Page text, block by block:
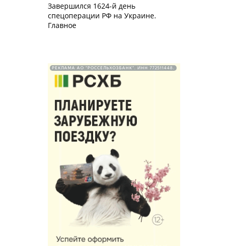
Завершился 1624-й день
спецоперации РФ на Украине.
Главное
РЕКЛАМА АО "РОССЕЛЬХОЗБАНК". ИНН 772511448.